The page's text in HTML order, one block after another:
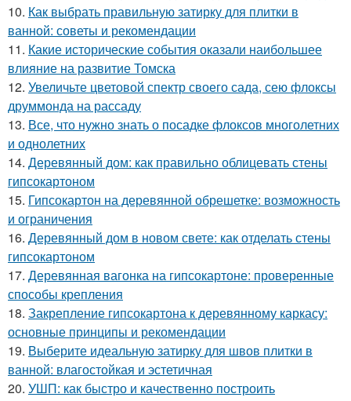
10. Как выбрать правильную затирку для плитки в
ванной: советы и рекомендации
11. Какие исторические события оказали наибольшее
влияние на развитие Томска
12. Увеличьте цветовой спектр своего сада, сею флоксы
друммонда на рассаду
13. Все, что нужно знать о посадке флоксов многолетних
и однолетних
14. Деревянный дом: как правильно облицевать стены
гипсокартоном
15. Гипсокартон на деревянной обрешетке: возможность
и ограничения
16. Деревянный дом в новом свете: как отделать стены
гипсокартоном
17. Деревянная вагонка на гипсокартоне: проверенные
способы крепления
18. Закрепление гипсокартона к деревянному каркасу:
основные принципы и рекомендации
19. Выберите идеальную затирку для швов плитки в
ванной: влагостойкая и эстетичная
20. УШП: как быстро и качественно построить